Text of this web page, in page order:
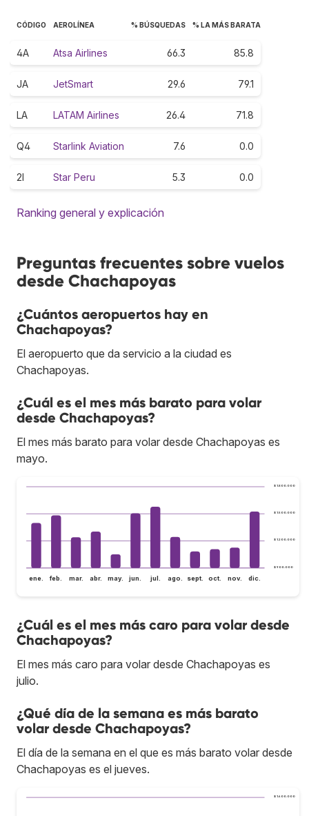
CÓDIGO AEROLÍNEA % BÚSQUEDAS % LA MÁS BARATA
4A Atsa Airlines 66.3 85.8
JA JetSmart 29.6 79.1
LA LATAM Airlines 26.4 71.8
Q4 Starlink Aviation 7.6 0.0
2I Star Peru 5.3 0.0
Ranking general y explicación
Preguntas frecuentes sobre vuelos
desde Chachapoyas
¿Cuántos aeropuertos hay en
Chachapoyas?
El aeropuerto que da servicio a la ciudad es
Chachapoyas.
¿Cuál es el mes más barato para volar
desde Chachapoyas?
El mes más barato para volar desde Chachapoyas es
mayo.
$ 900.000
$ 1.200.000
$ 1.500.000
$ 1.800.000
ene. feb. mar. abr. may. jun. jul. ago. sept. oct. nov. dic.
¿Cuál es el mes más caro para volar desde
Chachapoyas?
El mes más caro para volar desde Chachapoyas es
julio.
¿Qué día de la semana es más barato
volar desde Chachapoyas?
El día de la semana en el que es más barato volar desde
Chachapoyas es el jueves.
$ 1.600.000